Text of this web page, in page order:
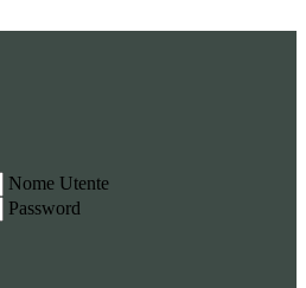
Nome Utente
Password